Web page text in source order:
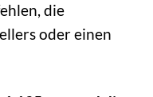
die
oder einen